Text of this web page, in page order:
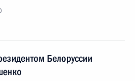
Белоруссии